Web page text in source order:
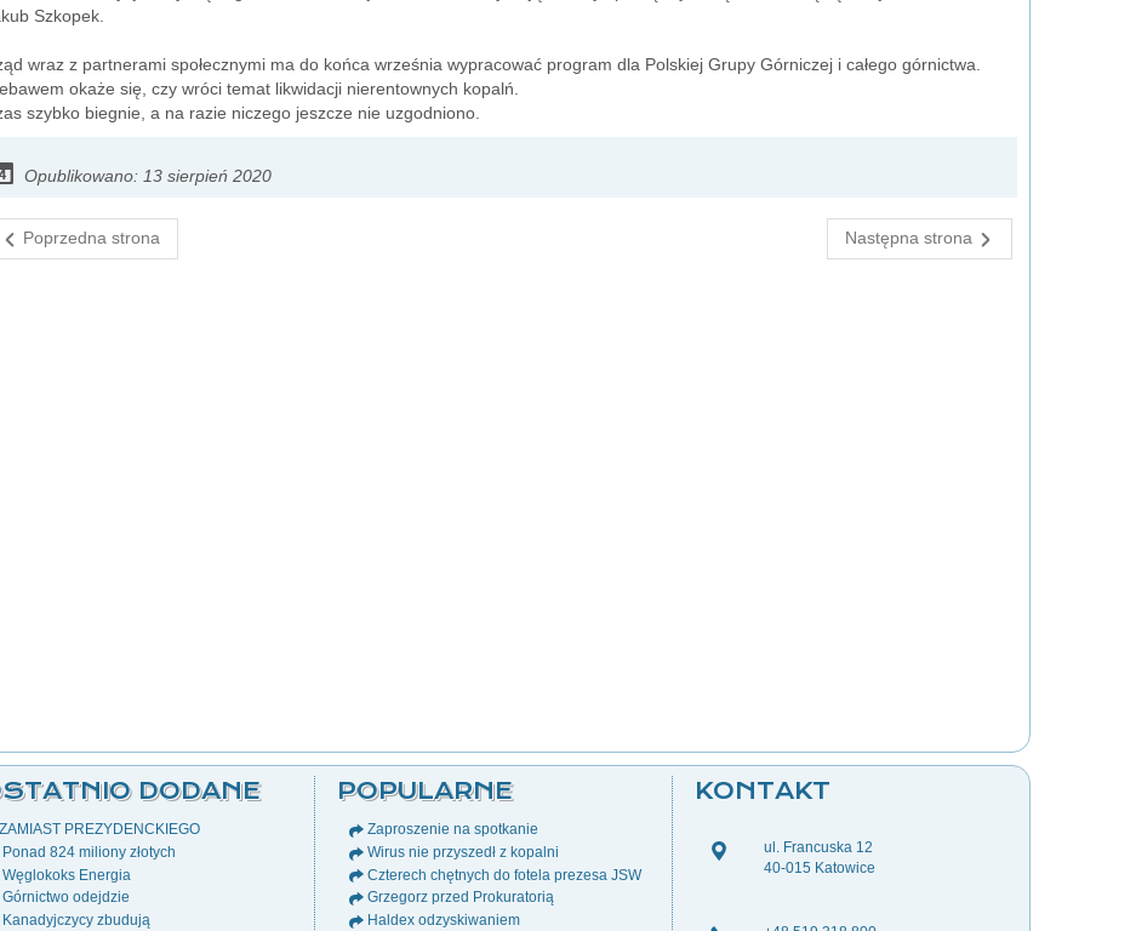
Szkopek.
wraz z partnerami społecznymi ma do końca września wypracować program dla Polskiej Grupy Górniczej i całego górnictwa.
okaże się, czy wróci temat likwidacji nierentownych kopalń.
szybko biegnie, a na razie niczego jeszcze nie uzgodniono.
Opublikowano: 13 sierpień 2020
Poprzedna strona Następna strona
DODANE
ZAMIAST PREZYDENCKIEGO
Ponad 824 miliony złotych
Węglokoks Energia
Górnictwo odejdzie
Kanadyjczycy zbudują
POPULARNE
Zaproszenie na spotkanie
Wirus nie przyszedł z kopalni
Czterech chętnych do fotela prezesa JSW
Grzegorz przed Prokuratorią
Haldex odzyskiwaniem
KONTAKT
ul. Francuska 12
40-015 Katowice